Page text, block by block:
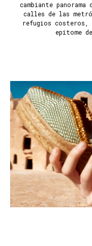
cambiante
calles de las
refugios costeros,
epítome